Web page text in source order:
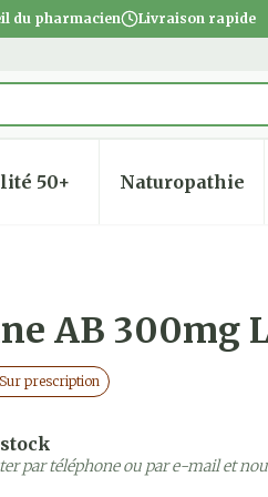
du pharmacien Livraison rapide
et hygiène
Régime,
pour la catégorie
50+
Afficher le sous-menu
Naturopathie
Afficher
AB 300mg
Sur prescription
par téléphone ou par e-mail et